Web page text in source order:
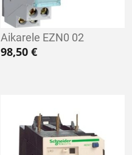
Aikarele EZN0 02
98,50€